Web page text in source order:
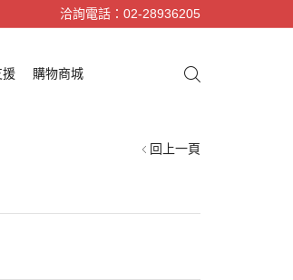
洽詢電話：02-28936205
援 購物商城
回上一頁